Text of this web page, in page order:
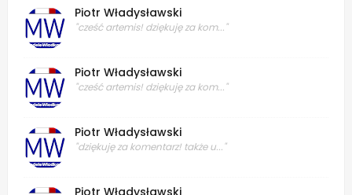
Piotr Władysławski
"cześć artemis! dziękuję za kom..."
Piotr Władysławski
"cześć artemis! dziękuję za kom..."
Piotr Władysławski
"dziękuję za komentarz! także u..."